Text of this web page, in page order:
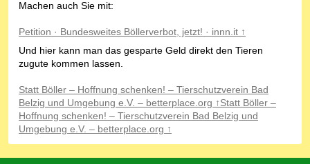
Machen auch Sie mit:
Petition · Bundesweites Böllerverbot, jetzt! · innn.it ↑
Und hier kann man das gesparte Geld direkt den Tieren
zugute kommen lassen.
Statt Böller – Hoffnung schenken! – Tierschutzverein Bad
Belzig und Umgebung e.V. – betterplace.org ↑Statt Böller –
Hoffnung schenken! – Tierschutzverein Bad Belzig und
Umgebung e.V. – betterplace.org ↑